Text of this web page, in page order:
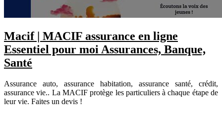
Macif | MACIF assurance en ligne
Essentiel pour moi Assurances, Banque,
Santé
Assurance auto, assurance habitation, assurance santé, crédit,
assurance vie.. La MACIF protège les particuliers à chaque étape de
leur vie. Faites un devis !